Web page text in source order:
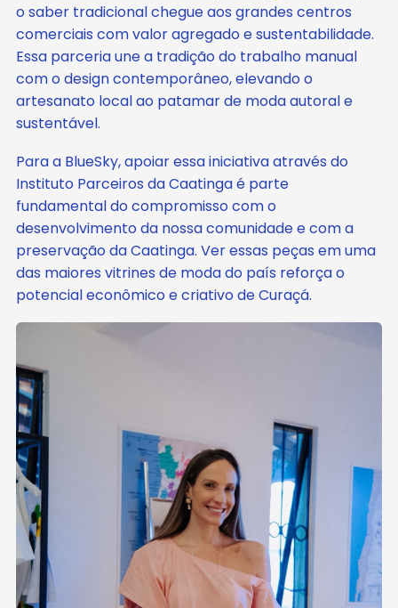
o saber tradicional chegue aos grandes centros
comerciais com valor agregado e sustentabilidade.
Essa parceria une a tradição do trabalho manual
com o design contemporâneo, elevando o
artesanato local ao patamar de moda autoral e
sustentável.
Para a BlueSky, apoiar essa iniciativa através do
Instituto Parceiros da Caatinga é parte
fundamental do compromisso com o
desenvolvimento da nossa comunidade e com a
preservação da Caatinga. Ver essas peças em uma
das maiores vitrines de moda do país reforça o
potencial econômico e criativo de Curaçá.